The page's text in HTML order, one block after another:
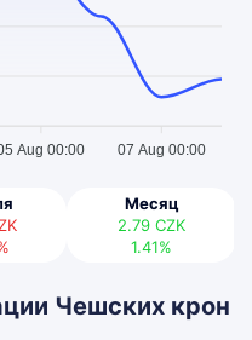
Aug 00:00 07 Aug 00:00
Месяц
2.79 CZK
1.41%
Чешских крон